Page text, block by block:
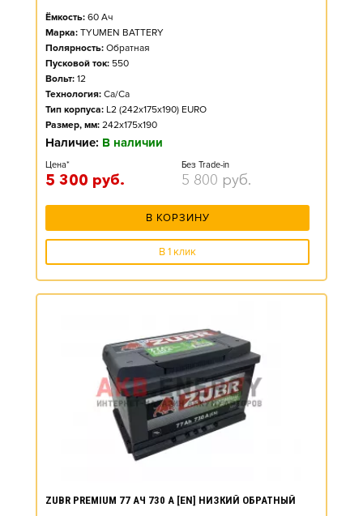
Ёмкость: 60 Ач
Марка: TYUMEN BATTERY
Полярность: Обратная
Пусковой ток: 550
Вольт: 12
Технология: Ca/Ca
Тип корпуса: L2 (242x175x190) EURO
Размер, мм: 242x175x190
Наличие: В наличии
Цена*
5 300 руб.
Без Trade-in
5 800 руб.
В КОРЗИНУ
В 1 клик
ZUBR PREMIUM 77 АЧ 730 А [EN] НИЗКИЙ ОБРАТНЫЙ